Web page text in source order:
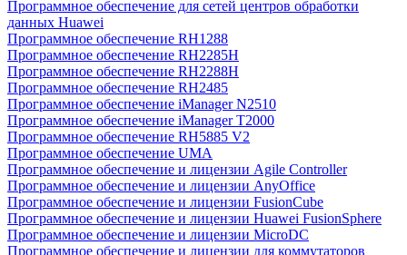
Программное обеспечение для сетей центров обработки
данных Huawei
Программное обеспечение RH1288
Программное обеспечение RH2285H
Программное обеспечение RH2288H
Программное обеспечение RH2485
Программное обеспечение iManager N2510
Программное обеспечение iManager T2000
Программное обеспечение RH5885 V2
Программное обеспечение UMA
Программное обеспечение и лицензии Agile Controller
Программное обеспечение и лицензии AnyOffice
Программное обеспечение и лицензии FusionCube
Программное обеспечение и лицензии Huawei FusionSphere
Программное обеспечение и лицензии MicroDC
Программное обеспечение и лицензии для коммутаторов